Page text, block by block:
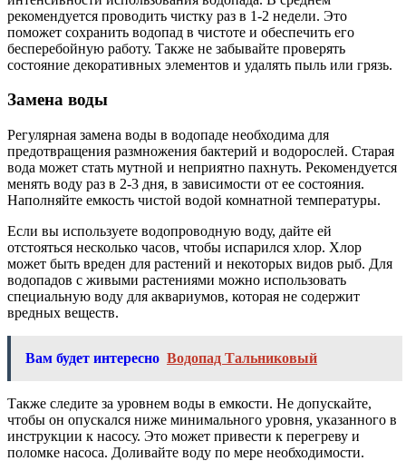
рекомендуется проводить чистку раз в 1-2 недели. Это
поможет сохранить водопад в чистоте и обеспечить его
бесперебойную работу. Также не забывайте проверять
состояние декоративных элементов и удалять пыль или грязь.
Замена воды
Регулярная замена воды в водопаде необходима для
предотвращения размножения бактерий и водорослей. Старая
вода может стать мутной и неприятно пахнуть. Рекомендуется
менять воду раз в 2-3 дня, в зависимости от ее состояния.
Наполняйте емкость чистой водой комнатной температуры.
Если вы используете водопроводную воду, дайте ей
отстояться несколько часов, чтобы испарился хлор. Хлор
может быть вреден для растений и некоторых видов рыб. Для
водопадов с живыми растениями можно использовать
специальную воду для аквариумов, которая не содержит
вредных веществ.
Вам будет интересно Водопад Тальниковый
Также следите за уровнем воды в емкости. Не допускайте,
чтобы он опускался ниже минимального уровня, указанного в
инструкции к насосу. Это может привести к перегреву и
поломке насоса. Доливайте воду по мере необходимости.